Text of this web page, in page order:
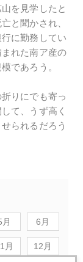
を見学したと
と聞かされ、
に勤務してい
れた南ア産の
であろう。
りにでも寄っ
て、うず高く
られるだろう
月 6月
月 12月